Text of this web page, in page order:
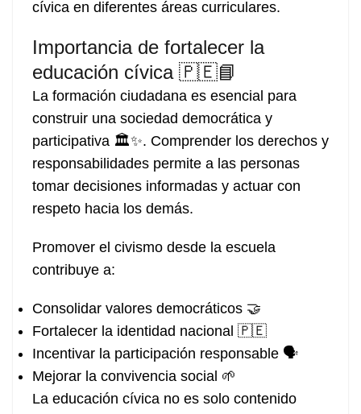
cívica en diferentes áreas curriculares.
Importancia de fortalecer la
educación cívica 🇵🇪📘
La formación ciudadana es esencial para
construir una sociedad democrática y
participativa 🏛️✨. Comprender los derechos y
responsabilidades permite a las personas
tomar decisiones informadas y actuar con
respeto hacia los demás.
Promover el civismo desde la escuela
contribuye a:
Consolidar valores democráticos 🤝
Fortalecer la identidad nacional 🇵🇪
Incentivar la participación responsable 🗣️
Mejorar la convivencia social 🌱
La educación cívica no es solo contenido